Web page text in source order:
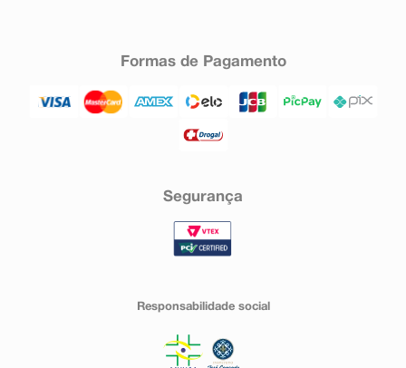
Formas de Pagamento
Segurança
Responsabilidade social